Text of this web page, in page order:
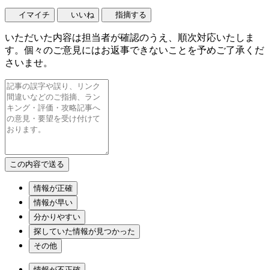
イマイチ いいね 指摘する
いただいた内容は担当者が確認のうえ、順次対応いたしま
す。個々のご意見にはお返事できないことを予めご了承くだ
さいませ。
情報が正確
情報が早い
分かりやすい
探していた情報が見つかった
その他